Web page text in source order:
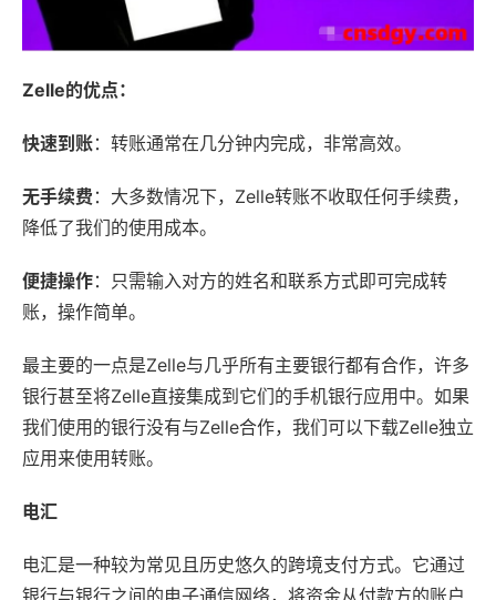
Zelle的优点：
快速到账：转账通常在几分钟内完成，非常高效。
无手续费 ：大多数情况下，Zelle转账不收取任何手续费，
降低了我们的使用成本。
便捷操作：只需输入对方的姓名和联系方式即可完成转
账，操作简单。
最主要的一点是Zelle与几乎所有主要银行都有合作，许多
银行甚至将Zelle直接集成到它们的手机银行应用中。如果
我们使用的银行没有与Zelle合作，我们可以下载Zelle独立
应用来使用转账。
电汇
电汇是一种较为常见且历史悠久的跨境支付方式。它通过
银行与银行之间的电子通信网络，将资金从付款方的账户